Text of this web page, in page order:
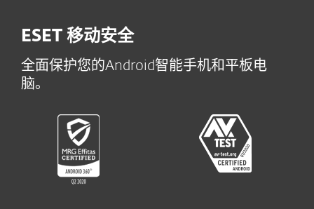
ESET 移动安全
全面保护您的Android智能手机和平板电
脑。